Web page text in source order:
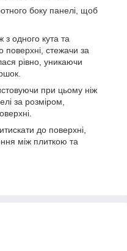
боку панелі, щоб
з одного кута та
поверхні, стежачи за
рівно, уникаючи
при цьому ніж
за розміром,
до поверхні,
між плиткою та